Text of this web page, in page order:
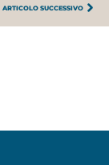
ARTICOLO SUCCESSIVO